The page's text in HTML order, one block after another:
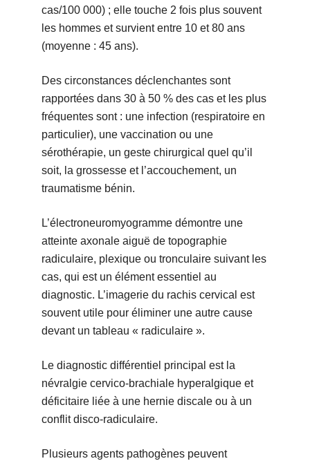
cas/100 000) ; elle touche 2 fois plus souvent
les hommes et survient entre 10 et 80 ans
(moyenne : 45 ans).
Des circonstances déclenchantes sont
rapportées dans 30 à 50 % des cas et les plus
fréquentes sont : une infection (respiratoire en
particulier), une vaccination ou une
sérothérapie, un geste chirurgical quel qu’il
soit, la grossesse et l’accouchement, un
traumatisme bénin.
L’électroneuromyogramme démontre une
atteinte axonale aiguë de topographie
radiculaire, plexique ou tronculaire suivant les
cas, qui est un élément essentiel au
diagnostic. L’imagerie du rachis cervical est
souvent utile pour éliminer une autre cause
devant un tableau « radiculaire ».
Le diagnostic différentiel principal est la
névralgie cervico-brachiale hyperalgique et
déficitaire liée à une hernie discale ou à un
conflit disco-radiculaire.
Plusieurs agents pathogènes peuvent